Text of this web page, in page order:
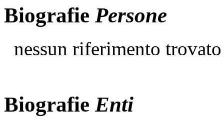
Biografie Persone
nessun riferimento trovato
Biografie Enti